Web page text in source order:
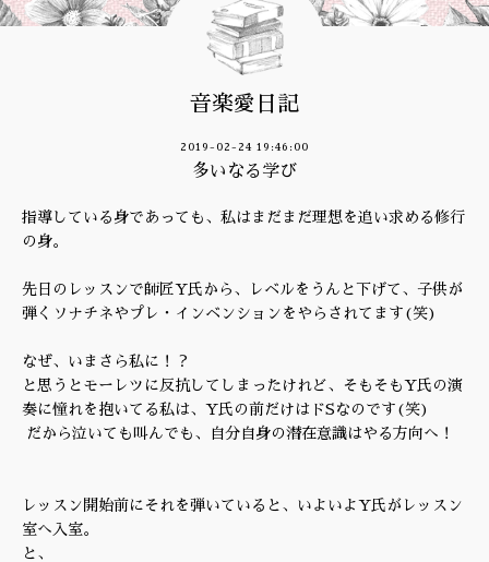
音楽愛日記
2019-02-24 19:46:00
多いなる学び
指導している身であっても、私はまだまだ理想を追い求める修行
の身。
先日のレッスンで師匠Y氏から、レベルをうんと下げて、子供が
弾くソナチネやプレ・インベンションをやらされてます(笑)
なぜ、いまさら私に！？
と思うとモーレツに反抗してしまったけれど、そもそもY氏の演
奏に憧れを抱いてる私は、Y氏の前だけはドSなのです(笑)
だから泣いても叫んでも、自分自身の潜在意識はやる方向へ！
レッスン開始前にそれを弾いていると、いよいよY氏がレッスン
室へ入室。
と、